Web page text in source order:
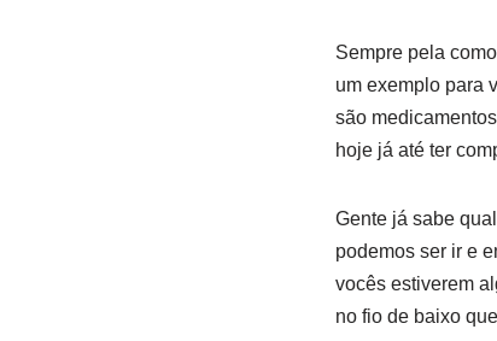
Sempre pela
um exemplo para
são
hoje já até ter
Gente já sabe
podemos ser ir e
vocês estiverem
no fio de baixo